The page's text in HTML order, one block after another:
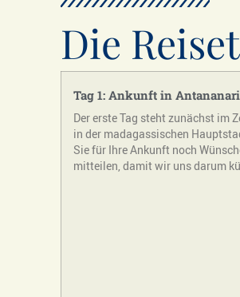
Die
Tag 1: Ankunft in
Der erste Tag steht zunächst im
in der madagassischen
Sie für Ihre Ankunft noch
mitteilen, damit wir uns darum